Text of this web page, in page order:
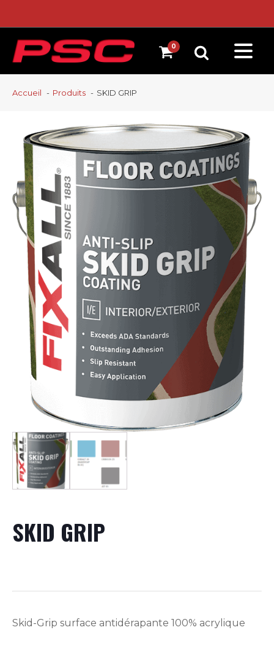
Accueil Produits SKID GRIP
SKID GRIP
Skid-Grip surface antidérapante 100% acrylique